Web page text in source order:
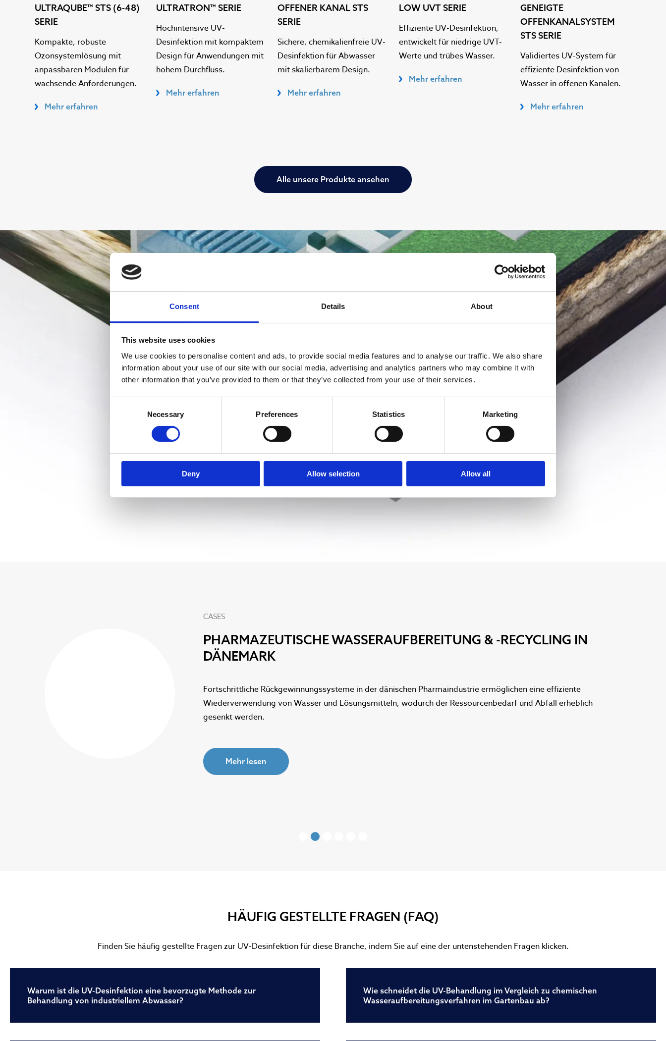
Consent Details About
This website uses cookies
We use cookies to personalise content and ads, to provide social media features and to analyse our traffic. We also share
information about your use of our site with our social media, advertising and analytics partners who may combine it with
other information that you’ve provided to them or that they’ve collected from your use of their services.
Necessary Preferences Statistics Marketing
Deny Allow selection Allow all
ULTRAQUBE™ STS (6-48)
SERIE
Kompakte, robuste
Ozonsystemlösung mit
anpassbaren Modulen für
wachsende Anforderungen.
Mehr erfahren
ULTRATRON™ SERIE
Hochintensive UV-
Desinfektion mit kompaktem
Design für Anwendungen mit
hohem Durchfluss.
Mehr erfahren
OFFENER KANAL STS
SERIE
Sichere, chemikalienfreie UV-
Desinfektion für Abwasser
mit skalierbarem Design.
Mehr erfahren
LOW UVT SERIE
Effiziente UV-Desinfektion,
entwickelt für niedrige UVT-
Werte und trübes Wasser.
Mehr erfahren
GENEIGTE
OFFENKANALSYSTEM
STS SERIE
Validiertes UV-System für
effiziente Desinfektion von
Wasser in offenen Kanälen.
Mehr erfahren
Alle unsere Produkte ansehen
CASES
PHARMAZEUTISCHE WASSERAUFBEREITUNG & -RECYCLING IN
DÄNEMARK
Fortschrittliche Rückgewinnungssysteme in der dänischen Pharmaindustrie ermöglichen eine effiziente
Wiederverwendung von Wasser und Lösungsmitteln, wodurch der Ressourcenbedarf und Abfall erheblich
gesenkt werden.
Mehr lesen
HÄUFIG GESTELLTE FRAGEN (FAQ)
Finden Sie häufig gestellte Fragen zur UV-Desinfektion für diese Branche, indem Sie auf eine der untenstehenden Fragen klicken.
Warum ist die UV-Desinfektion eine bevorzugte Methode zur
Behandlung von industriellem Abwasser?
Wie schneidet die UV-Behandlung im Vergleich zu chemischen
Wasseraufbereitungsverfahren im Gartenbau ab?